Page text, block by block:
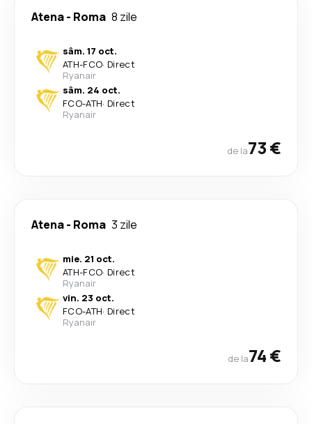
Atena- Roma 8 zile
sâm. 17 oct.
ATH-FCO· Direct
Ryanair
sâm. 24 oct.
FCO-ATH· Direct
Ryanair
de la73 €
Atena- Roma 3 zile
mie. 21 oct.
ATH-FCO· Direct
Ryanair
vin. 23 oct.
FCO-ATH· Direct
Ryanair
de la74 €